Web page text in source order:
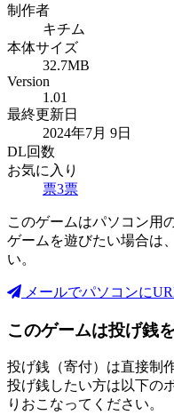
制作者
キチム
本体サイズ
32.7MB
Version
1.01
最終更新日
2024年7月 9日
DL回数
お気に入り
票3票
このゲームはパソコン用
ゲームを遊びたい場合は
い。
メールでパソコンに
このゲームは投げ銭
投げ銭（寄付）は直接制
投げ銭したい方は以下の
りおこなってください。